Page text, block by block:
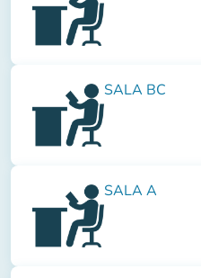
SALA BC
SALA A